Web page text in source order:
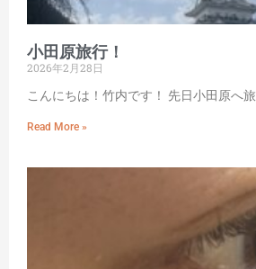
小田原旅行！
2026年2月28日
こんにちは！竹内です！ 先日小田原へ
Read More »